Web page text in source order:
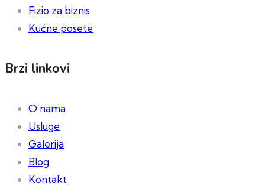
Fizio za biznis
Kućne posete
Brzi linkovi
O nama
Usluge
Galerija
Blog
Kontakt